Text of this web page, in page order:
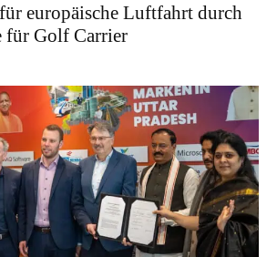
europäische Luftfahrt durch
für Golf Carrier